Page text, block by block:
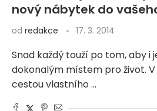
nový nábytek do
od redakce 17. 3. 2014
Snad každý touží po tom, aby i
dokonalým místem pro život.
cestou vlastního …